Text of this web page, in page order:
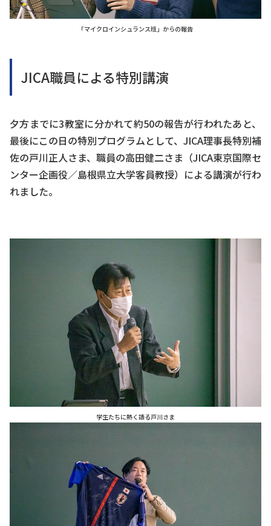
「マイクロインシュランス班」からの報告
JICA職員による特別講演
夕方までに3教室に分かれて約50の報告が行われたあと、
最後にこの日の特別プログラムとして、JICA理事長特別補
佐の戸川正人さま、職員の高田健二さま（JICA東京国際セ
ンター企画役／島根県立大学客員教授）による講演が行わ
れました。
学生たちに熱く語る戸川さま